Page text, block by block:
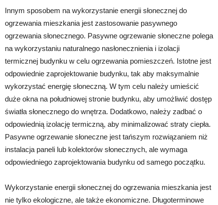
Innym sposobem na wykorzystanie energii słonecznej do
ogrzewania mieszkania jest zastosowanie pasywnego
ogrzewania słonecznego. Pasywne ogrzewanie słoneczne polega
na wykorzystaniu naturalnego nasłonecznienia i izolacji
termicznej budynku w celu ogrzewania pomieszczeń. Istotne jest
odpowiednie zaprojektowanie budynku, tak aby maksymalnie
wykorzystać energię słoneczną. W tym celu należy umieścić
duże okna na południowej stronie budynku, aby umożliwić dostęp
światła słonecznego do wnętrza. Dodatkowo, należy zadbać o
odpowiednią izolację termiczną, aby minimalizować straty ciepła.
Pasywne ogrzewanie słoneczne jest tańszym rozwiązaniem niż
instalacja paneli lub kolektorów słonecznych, ale wymaga
odpowiedniego zaprojektowania budynku od samego początku.
Wykorzystanie energii słonecznej do ogrzewania mieszkania jest
nie tylko ekologiczne, ale także ekonomiczne. Długoterminowe